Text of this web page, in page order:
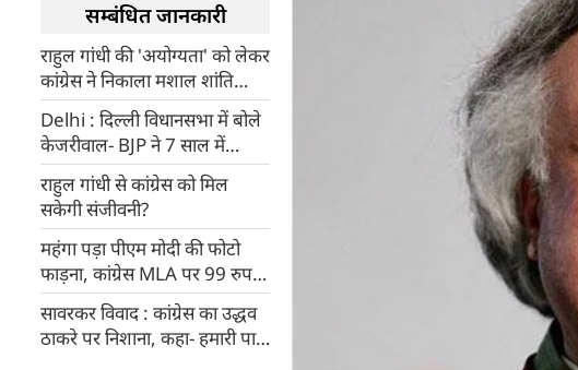
सम्बंधित जानकारी
राहुल गांधी की 'अयोग्यता' को लेकर
कांग्रेस ने निकाला मशाल शांति
मार्च, कई नेता हिरासत में
Delhi : दिल्ली विधानसभा में बोले
केजरीवाल- BJP ने 7 साल में
कांग्रेस के 75 साल बराबर लूटा,
PM मोदी की पढ़ाई पर फिर उठाया
सवाल
राहुल गांधी से कांग्रेस को मिल
सकेगी संजीवनी?
महंगा पड़ा पीएम मोदी की फोटो
फाड़ना, कांग्रेस MLA पर 99 रुपए
का जुर्माना
सावरकर विवाद : कांग्रेस का उद्धव
ठाकरे पर निशाना, कहा- हमारी पार्टी